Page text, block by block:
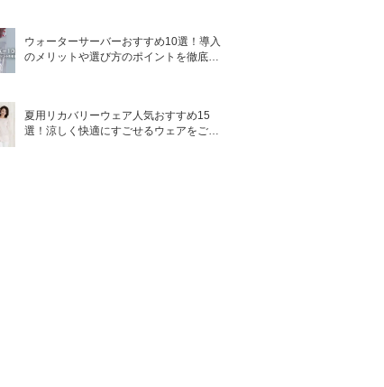
ウォーターサーバーおすすめ10選！導入
のメリットや選び方のポイントを徹底解
夏用リカバリーウェア人気おすすめ15
選！涼しく快適にすごせるウェアをご紹